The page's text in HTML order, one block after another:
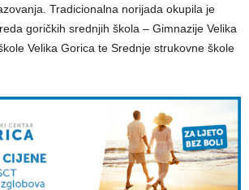
Tradicionalna norijada okupila je
goričkih srednjih škola – Gimnazije Velika
Velika Gorica te Srednje strukovne škole